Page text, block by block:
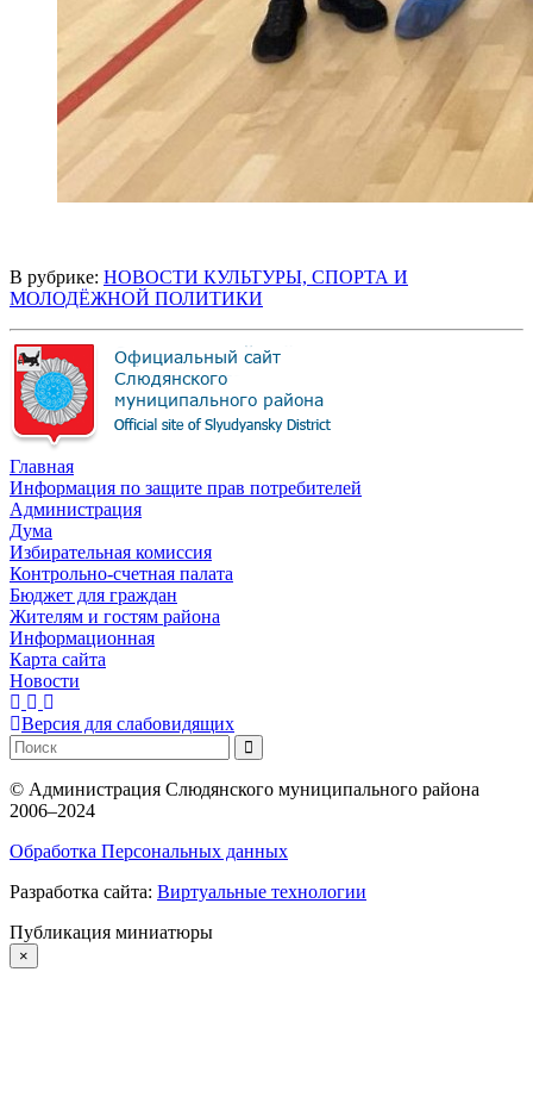
В рубрике: НОВОСТИ КУЛЬТУРЫ, СПОРТА И
МОЛОДЁЖНОЙ ПОЛИТИКИ
Главная
Информация по защите прав потребителей
Администрация
Дума
Избирательная комиссия
Контрольно-счетная палата
Бюджет для граждан
Жителям и гостям района
Информационная
Карта сайта
Новости
Версия для слабовидящих
© Администрация Слюдянского муниципального района
2006–2024
Обработка Персональных данных
Разработка сайта: Виртуальные технологии
Публикация миниатюры
×